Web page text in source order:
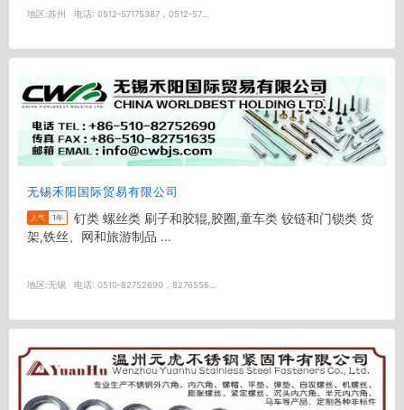
地区:苏州 电话: 0512-57175387，0512-57...
无锡禾阳国际贸易有限公司
人气 1年
架,铁丝、网和旅游制品 ...
地区:无锡 电话: 0510-82752690，8276556...